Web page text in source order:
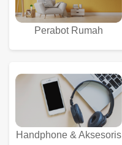
Perabot Rumah
Handphone & Aksesoris